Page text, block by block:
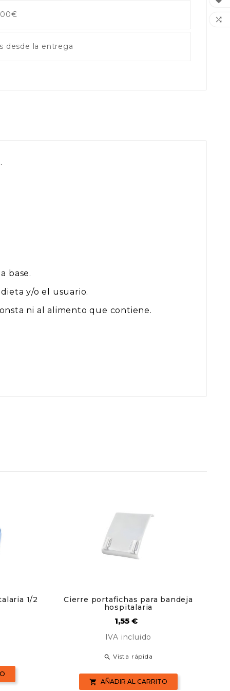
desde la entrega
base.
y/o el usuario.
ni al alimento que contiene.
1/2
Cierre portafichas para bandeja
hospitalaria
Precio
1,55 €
IVA incluido
 Vista rápida
 AÑADIR AL CARRITO
